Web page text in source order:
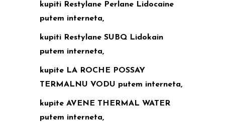
kupiti Restylane Perlane Lidocaine
putem interneta,
kupiti Restylane SUBQ Lidokain
putem interneta,
kupite LA ROCHE POSSAY
TERMALNU VODU putem interneta,
kupite AVENE THERMAL WATER
putem interneta,